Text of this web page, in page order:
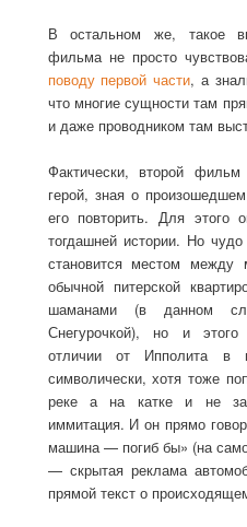
В остальном же, такое
фильма не просто
поводу первой части, а
что многие сущности там
и даже проводником там
Фактически, второй
герой, зная о
его повторить. Для этого
тогдашней истории. Но
становится местом между
обычной питерской
шаманами (в данном
Снегурочкой), но и
отличии от Ипполита в
символически, хотя тоже
реке а на катке и не
иммитация. И он прямо
машина — погиб бы» (на
— скрытая реклама
прямой текст о